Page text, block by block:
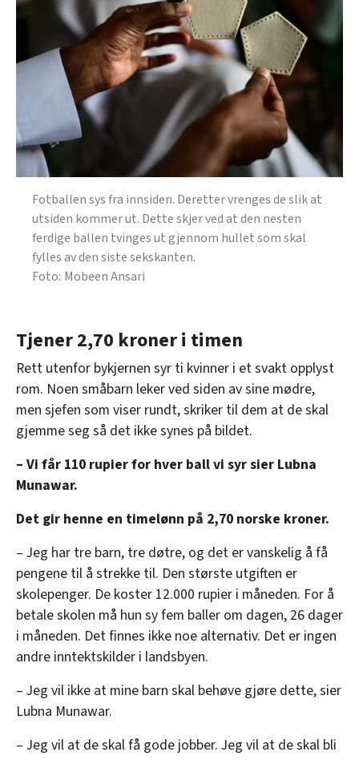
Fotballen sys fra innsiden. Deretter vrenges de slik at
utsiden kommer ut. Dette skjer ved at den nesten
ferdige ballen tvinges ut gjennom hullet som skal
fylles av den siste sekskanten.
Mobeen Ansari
Tjener 2,70 kroner i timen
Rett utenfor bykjernen syr ti kvinner i et svakt opplyst
rom. Noen småbarn leker ved siden av sine mødre,
men sjefen som viser rundt, skriker til dem at de skal
gjemme seg så det ikke synes på bildet.
– Vi får 110 rupier for hver ball vi syr sier Lubna
Munawar.
Det gir henne en timelønn på 2,70 norske kroner.
– Jeg har tre barn, tre døtre, og det er vanskelig å få
pengene til å strekke til. Den største utgiften er
skolepenger. De koster 12.000 rupier i måneden. For å
betale skolen må hun sy fem baller om dagen, 26 dager
i måneden. Det finnes ikke noe alternativ. Det er ingen
andre inntektskilder i landsbyen.
– Jeg vil ikke at mine barn skal behøve gjøre dette, sier
Lubna Munawar.
– Jeg vil at de skal få gode jobber. Jeg vil at de skal bli